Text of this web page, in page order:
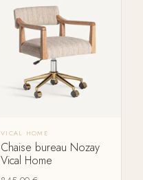
VICAL HOME
Chaise bureau Nozay
Vical Home